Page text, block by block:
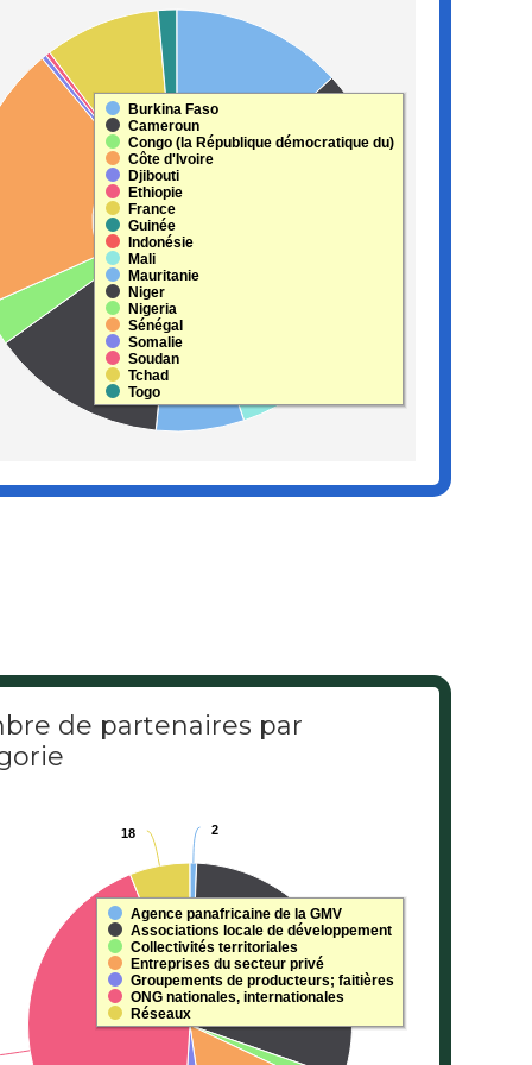
par pays
with 18 slices.
data table, Partenaire par pays
Burkina Faso
Cameroun
Congo (la République démocratique du)
Côte d'Ivoire
Djibouti
Ethiopie
France
Guinée
Indonésie
Mali
Mauritanie
Niger
Nigeria
Sénégal
Somalie
Soudan
Tchad
Togo
de partenaires par
de partenaires
with 7 slices.
data table, Nombre de partenaires par catégorie
2
2
18
18
Agence panafricaine de la GMV
Associations locale de développement
Collectivités territoriales
Entreprises du secteur privé
Groupements de producteurs; faitières
ONG nationales, internationales
Réseaux